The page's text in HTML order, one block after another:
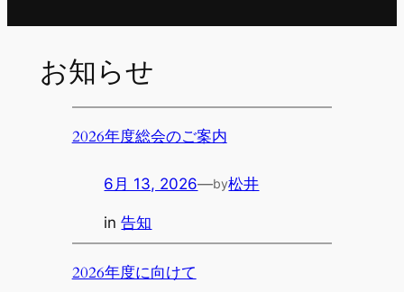
お知らせ
2026年度総会のご案内
6月 13, 2026—by松井
in告知
2026年度に向けて